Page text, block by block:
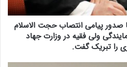
صدور پیامی انتصاب حجت الاسلام
ولی فقیه در وزارت جهاد
را تبریک گفت.